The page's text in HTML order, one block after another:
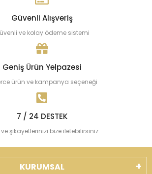
Güvenli Alışveriş
ve kolay ödeme sistemi
Geniş Ürün Yelpazesi
ürün ve kampanya seçeneği
7 / 24 DESTEK
ve şikayetlerinizi bize iletebilirsiniz.
KURUMSAL